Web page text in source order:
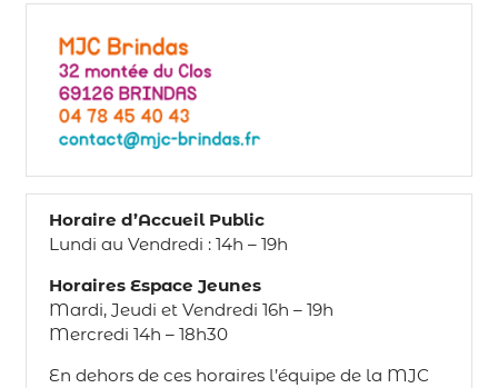
Horaire d’Accueil Public
Lundi au Vendredi : 14h – 19h
Horaires Espace Jeunes
Mardi, Jeudi et Vendredi 16h – 19h
Mercredi 14h – 18h30
En dehors de ces horaires l’équipe de la MJC